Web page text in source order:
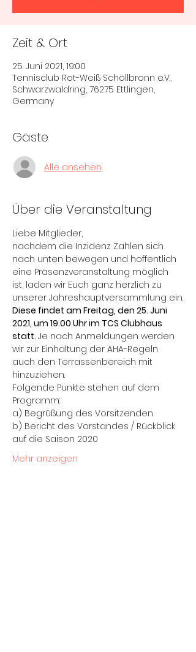
Zeit & Ort
25. Juni 2021, 19:00
Tennisclub Rot-Weiß Schöllbronn e.V.,
Schwarzwaldring, 76275 Ettlingen,
Germany
Gäste
Alle ansehen
Über die Veranstaltung
Liebe Mitglieder,
nachdem die Inzidenz Zahlen sich
nach unten bewegen und hoffentlich
eine Präsenzveranstaltung möglich
ist, laden wir Euch ganz herzlich zu
unserer Jahreshauptversammlung ein.
Diese findet am Freitag, den 25. Juni
2021, um 19.00 Uhr im TCS Clubhaus
statt. Je nach Anmeldungen werden
wir zur Einhaltung der AHA-Regeln
auch den Terrassenbereich mit
hinzuziehen.
Folgende Punkte stehen auf dem
Programm:
a) Begrüßung des Vorsitzenden
b) Bericht des Vorstandes / Rückblick
auf die Saison 2020
Mehr anzeigen